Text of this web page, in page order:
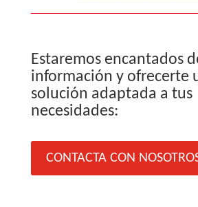
Estaremos encantados
información y ofrecerte
solución adaptada a tus
necesidades:
CONTACTA CON